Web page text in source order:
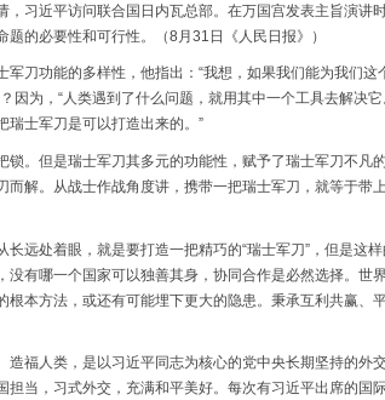
，习近平访问联合国日内瓦总部。在万国宫发表主旨演讲
题的必要性和可行性。（8月31日《人民日报》）
军刀功能的多样性，他指出：“我想，如果我们能为我们
因为，“人类遇到了什么问题，就用其中一个工具去解决
瑞士军刀是可以打造出来的。”
锁。但是瑞士军刀其多元的功能性，赋予了瑞士军刀不凡
而解。从战士作战角度讲，携带一把瑞士军刀，就等于带
长远处着眼，就是要打造一把精巧的“瑞士军刀”，但是这
没有哪一个国家可以独善其身，协同合作是必然选择。世
根本方法，或还有可能埋下更大的隐患。秉承互利共赢、
造福人类，是以习近平同志为核心的党中央长期坚持的外
担当，习式外交，充满和平美好。每次有习近平出席的国